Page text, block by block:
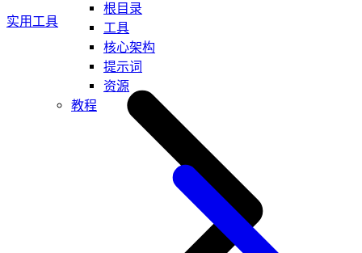
根目录
工具
核心架构
提示词
资源
教程
实用工具